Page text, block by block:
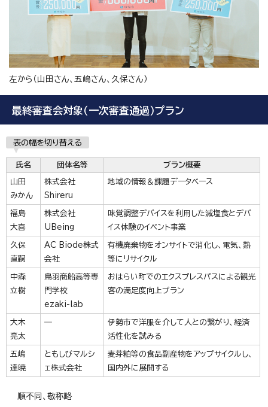
左から（山田さん、五嶋さん、久保さん）
最終審査会対象（一次審査通過）プラン
表の幅を切り替える
氏名 団体名等 ブラン概要
山田
みかん
株式会社
Shireru
地域の情報＆課題データベース
福島
大喜
株式会社
UBeing
味覚調整デバイスを利用した減塩食とデバ
イス体験のイベント事業
久保
直嗣
AC Biode株式
会社
有機廃棄物をオンサイトで消化し、電気、熱
等にリサイクル
中森
立樹
鳥羽商船高等専
門学校
ezaki-lab
おはらい町でのエクスプレスパスによる観光
客の満足度向上プラン
大木
亮太
―
伊勢市で洋服を介して人との繋がり、経済
活性化を試みる
五嶋
達暁
ともしびマルシ
ェ株式会社
麦芽粕等の食品副産物をアップサイクルし、
国内外に展開する
順不同、敬称略